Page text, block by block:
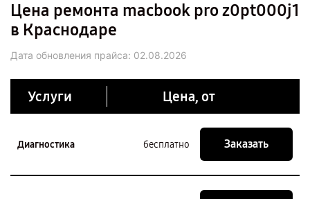
Цена ремонта macbook pro z0pt000j1
в Краснодаре
Дата обновления прайса: 02.08.2026
Услуги Цена, от
Диагностика бесплатно Заказать